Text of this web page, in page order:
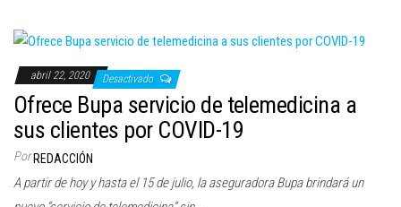
abril 22, 2020 Desactivado
Ofrece Bupa servicio de telemedicina a
sus clientes por COVID-19
Por REDACCIÓN
A partir de hoy y hasta el 15 de julio, la aseguradora Bupa brindará un